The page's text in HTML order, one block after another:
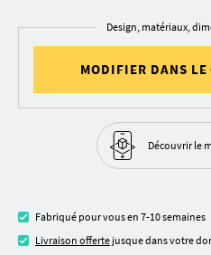
Design, matériaux,
MODIFIER DANS LE
Découvrir le
Fabriqué pour vous en 7-10 semaines
Livraison offerte jusque dans votre